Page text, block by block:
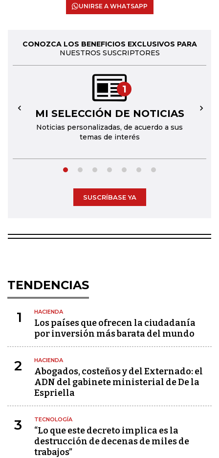
UNIRSE A WHATSAPP
CONOZCA LOS BENEFICIOS EXCLUSIVOS PARA
NUESTROS SUSCRIPTORES
1
MI SELECCIÓN DE NOTICIAS
Noticias personalizadas, de acuerdo a sus
temas de interés
← →
SUSCRÍBASE YA
TENDENCIAS
1 HACIENDA
Los países que ofrecen la ciudadanía
por inversión más barata del mundo
2 HACIENDA
Abogados, costeños y del Externado: el
ADN del gabinete ministerial de De la
Espriella
3 TECNOLOGÍA
“Lo que este decreto implica es la
destrucción de decenas de miles de
trabajos”